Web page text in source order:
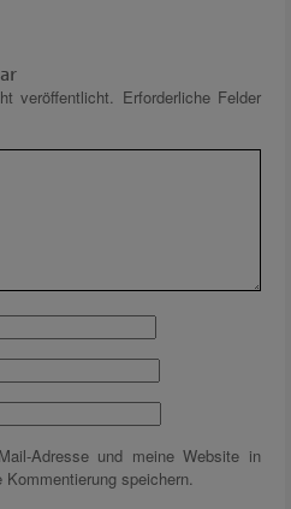
veröffentlicht. Erforderliche Felder
Adresse und meine Website in
speichern.